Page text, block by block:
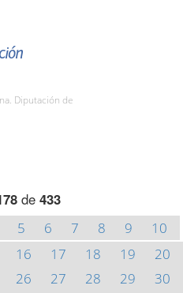
Diputación de
de 433
5 6 7 8 9
10
16 17 18 19
20
26 27 28 29
30